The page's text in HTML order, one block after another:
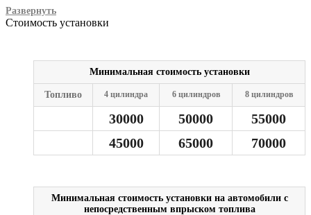
Помимо монтажа, мастера осуществляют диагностику и ремонт
ГБО, а также проводят опрессовку газовых систем и баллонов.
Развернуть
Стоимость установки
Минимальная стоимость установки
Топливо 4 цилиндра 6 цилиндров 8 цилиндров
30000 50000
55000
45000
65000 70000
Минимальная стоимость установки на автомобили с
непосредственным впрыском топлива